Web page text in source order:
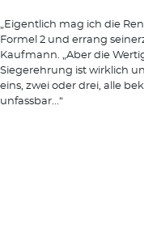
„Eigentlich mag ich die
Formel 2 und errang
Kaufmann. „Aber die
Siegerehrung ist wirklich
eins, zwei oder drei, alle
unfassbar...“